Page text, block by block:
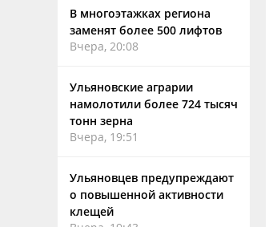
В многоэтажках региона
заменят более 500 лифтов
Вчера, 20:08
Ульяновские аграрии
намолотили более 724 тысяч
тонн зерна
Вчера, 19:51
Ульяновцев предупреждают
о повышенной активности
клещей